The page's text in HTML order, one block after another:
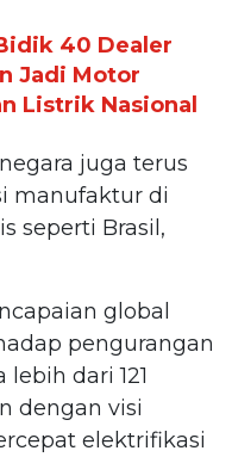
40 Dealer
Jadi Motor
Listrik Nasional
juga terus
manufaktur di
seperti Brasil,
global
pengurangan
dari 121
dengan visi
elektrifikasi